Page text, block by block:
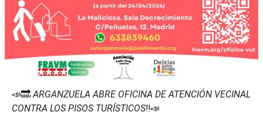
📣🔜ARGANZUELA ABRE OFICINA DE ATENCIÓN VECINAL
CONTRA LOS PISOS TURÍSTICOS‼️📣